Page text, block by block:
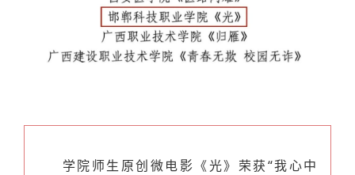
学院师生原创微电影《光》荣获“我心中